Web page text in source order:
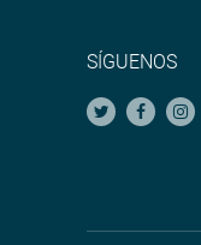
SÍGUENOS